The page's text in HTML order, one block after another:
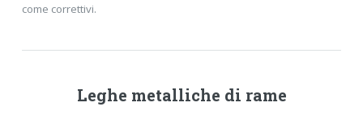
come correttivi.
Leghe metalliche di rame